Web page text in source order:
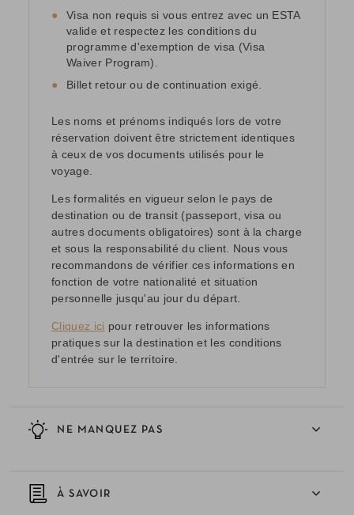
NE MANQUEZ PAS
À SAVOIR
●
Visa non requis si vous entrez avec un ESTA
valide et respectez les conditions du
programme d'exemption de visa (Visa
Waiver Program).
●
Billet retour ou de continuation exigé.
Les noms et prénoms indiqués lors de votre
réservation doivent être strictement identiques
à ceux de vos documents utilisés pour le
voyage.
Les formalités en vigueur selon le pays de
destination ou de transit (passeport, visa ou
autres documents obligatoires) sont à la charge
et sous la responsabilité du client. Nous vous
recommandons de vérifier ces informations en
fonction de votre nationalité et situation
personnelle jusqu'au jour du départ.
Cliquez ici pour retrouver les informations
pratiques sur la destination et les conditions
d'entrée sur le territoire.